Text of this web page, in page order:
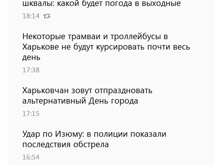
шквалы: какой будет погода в выходные
18:14
Некоторые трамваи и троллейбусы в
Харькове не будут курсировать почти весь
день
17:38
Харьковчан зовут отпраздновать
альтернативный День города
17:15
Удар по Изюму: в полиции показали
последствия обстрела
16:54